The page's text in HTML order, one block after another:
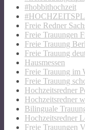
#hobbithochzeit
Freie Redner
Freie Trauungen
Freie Trauung
Freie Trauung
Hausmessen
Freie Trauung im
Freie Trauung
Hochzeitsredner
Hochzeitsredner
Bilinguale
Hochzeitsredner
Freie Trauungen